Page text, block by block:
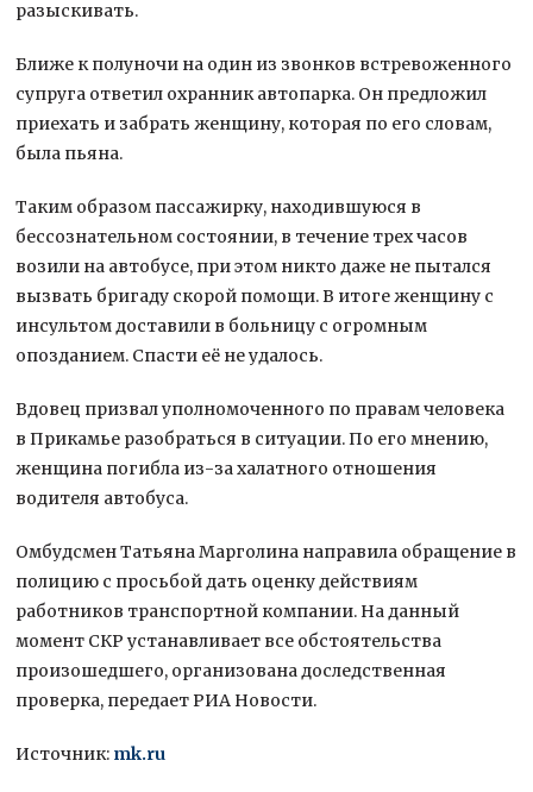
разыскивать.
Ближе к полуночи на один из звонков встревоженного
супруга ответил охранник автопарка. Он предложил
приехать и забрать женщину, которая по его словам,
была пьяна.
Таким образом пассажирку, находившуюся в
бессознательном состоянии, в течение трех часов
возили на автобусе, при этом никто даже не пытался
вызвать бригаду скорой помощи. В итоге женщину с
инсультом доставили в больницу с огромным
опозданием. Спасти её не удалось.
Вдовец призвал уполномоченного по правам человека
в Прикамье разобраться в ситуации. По его мнению,
женщина погибла из-за халатного отношения
водителя автобуса.
Омбудсмен Татьяна Марголина направила обращение в
полицию с просьбой дать оценку действиям
работников транспортной компании. На данный
момент СКР устанавливает все обстоятельства
произошедшего, организована доследственная
проверка, передает РИА Новости.
Источник: mk.ru